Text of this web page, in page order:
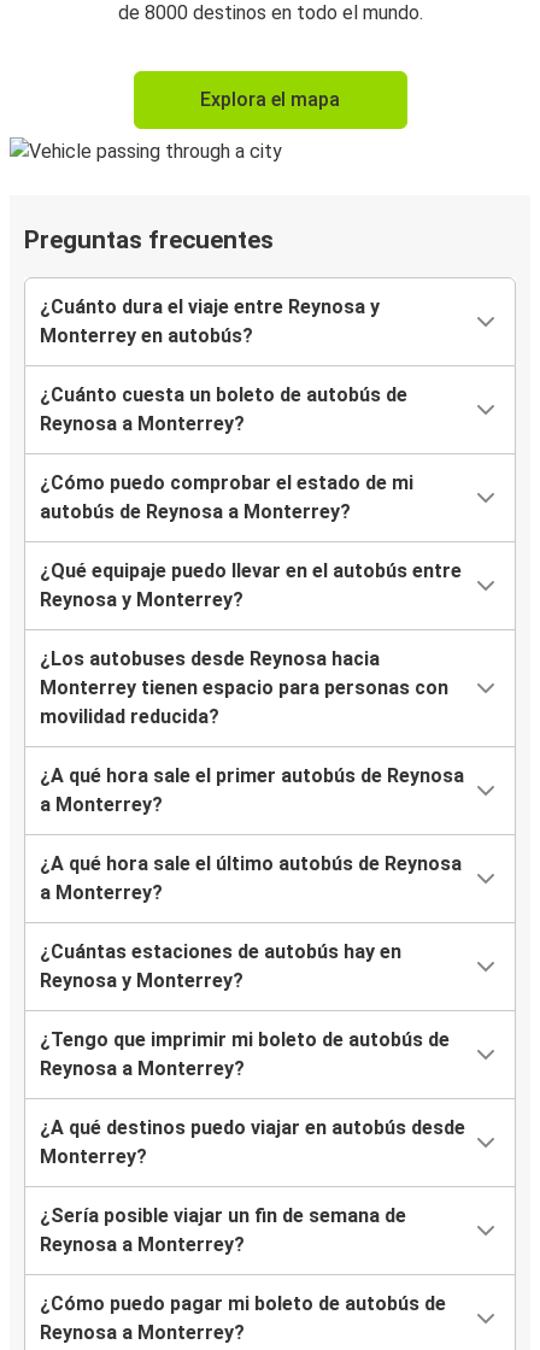
de 8000 destinos en todo el mundo.
Explora el mapa
Preguntas frecuentes
¿Cuánto dura el viaje entre Reynosa y
Monterrey en autobús?
¿Cuánto cuesta un boleto de autobús de
Reynosa a Monterrey?
¿Cómo puedo comprobar el estado de mi
autobús de Reynosa a Monterrey?
¿Qué equipaje puedo llevar en el autobús entre
Reynosa y Monterrey?
¿Los autobuses desde Reynosa hacia
Monterrey tienen espacio para personas con
movilidad reducida?
¿A qué hora sale el primer autobús de Reynosa
a Monterrey?
¿A qué hora sale el último autobús de Reynosa
a Monterrey?
¿Cuántas estaciones de autobús hay en
Reynosa y Monterrey?
¿Tengo que imprimir mi boleto de autobús de
Reynosa a Monterrey?
¿A qué destinos puedo viajar en autobús desde
Monterrey?
¿Sería posible viajar un fin de semana de
Reynosa a Monterrey?
¿Cómo puedo pagar mi boleto de autobús de
Reynosa a Monterrey?